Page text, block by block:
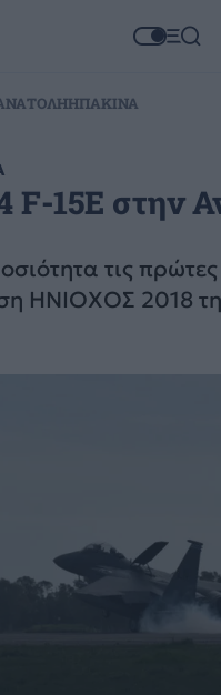
ΗΠΑΚΙΝΑ
F-15E στην
τις
ΗΝΙΟΧΟΣ 2018